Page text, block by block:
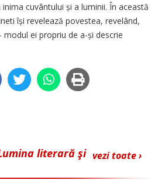
cuvântului și a luminii. În această
își revelează povestea, revelând,
ei propriu de a-și descrie
vezi toate ›
literară şi